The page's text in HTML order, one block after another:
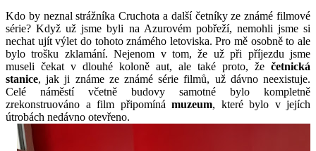
Kdo by neznal strážníka Cruchota a další četníky ze známé filmové
série? Když už jsme byli na Azurovém pobřeží, nemohli jsme si
nechat ujít výlet do tohoto známého letoviska. Pro mě osobně to ale
bylo trošku zklamání. Nejenom v tom, že už při příjezdu jsme
museli čekat v dlouhé koloně aut, ale také proto, že četnická
stanice, jak ji známe ze známé série filmů, už dávno neexistuje.
Celé náměstí včetně budovy samotné bylo kompletně
zrekonstruováno a film připomíná muzeum, které bylo v jejích
útrobách nedávno otevřeno.